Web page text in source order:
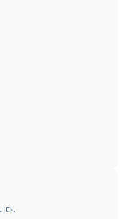
다.